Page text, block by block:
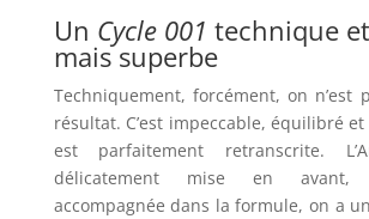
Un Cycle 001 technique
mais superbe
Techniquement, forcément, on n’est
résultat. C’est impeccable, équilibré
est parfaitement retranscrite.
délicatement mise en avant,
accompagnée dans la formule, on a